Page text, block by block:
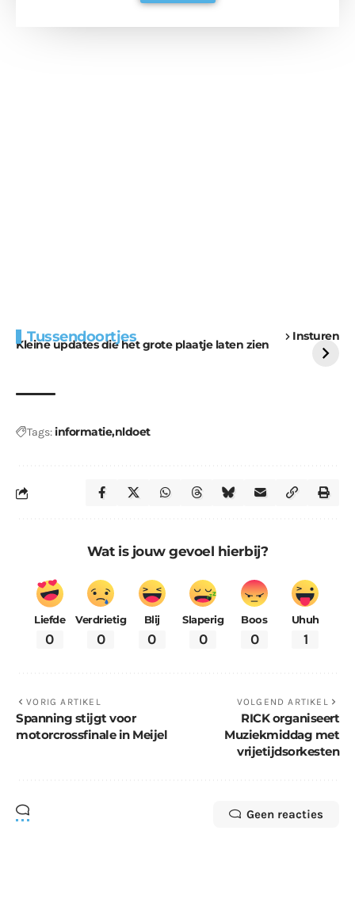
Tussendoortjes Insturen
Kleine updates die het grote plaatje laten zien
voor kabouters
uitdaging
Tags:informatienldoet
Wat is jouw gevoel hierbij?
Liefde
0
Verdrietig
0
Blij
0
Slaperig
0
Boos
0
Uhuh
1
VORIG ARTIKEL
Spanning stijgt voor
motorcrossfinale in Meijel
VOLGEND ARTIKEL
RICK organiseert
Muziekmiddag met
vrijetijdsorkesten
Geen reacties